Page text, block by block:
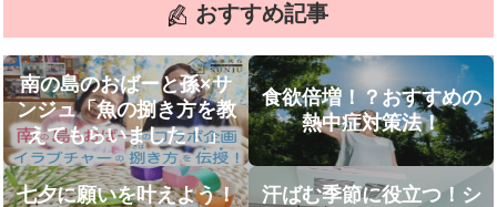
おすすめ記事
南の島のおばーと孫×サ
ンジュ「魚の捌き方を教
えてもらいました！」
食欲倍増！？おすすめの
熱中症対策法！
七夕に願いを叶えよう！
汗ばむ季節に役立つ！シ